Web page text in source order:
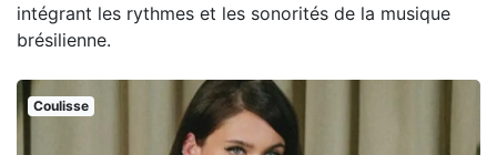
intégrant les rythmes et les sonorités de la musique
brésilienne.
Coulisse